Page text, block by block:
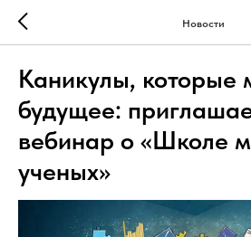
Новости
Каникулы, которые
будущее:
вебинар о «Школе
ученых»